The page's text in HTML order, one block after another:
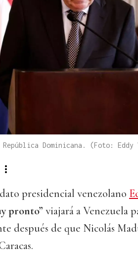
República Dominicana. (Foto:
presidencial venezolano
pronto” viajará a Venezuela
después de que Nicolás